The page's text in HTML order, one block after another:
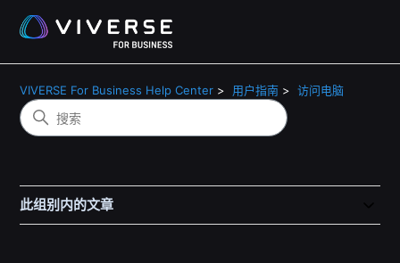
VIVERSE For Business Help Center 用户指南 访问电脑
此组别内的文章